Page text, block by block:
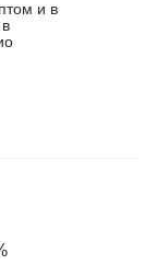
и в